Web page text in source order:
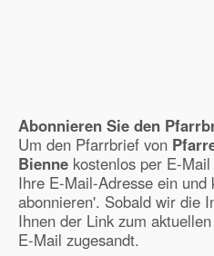
Abonnieren Sie den
Um den Pfarrbrief von
Bienne kostenlos per E-
Ihre E-Mail-Adresse ein
abonnieren'. Sobald wir die
Ihnen der Link zum
E-Mail zugesandt.